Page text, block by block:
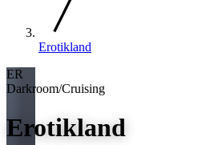
Erotikland
ER
Darkroom/Cruising
Erotikland